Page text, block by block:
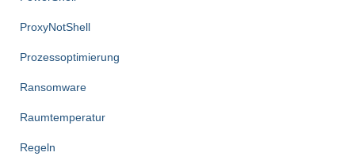
ProxyNotShell
Prozessoptimierung
Ransomware
Raumtemperatur
Regeln